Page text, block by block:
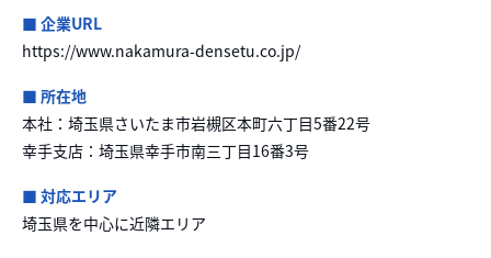
■ 企業URL
https://www.nakamura-densetu.co.jp/
■ 所在地
本社：埼玉県さいたま市岩槻区本町六丁目5番22号
幸手支店：埼玉県幸手市南三丁目16番3号
■ 対応エリア
埼玉県を中心に近隣エリア